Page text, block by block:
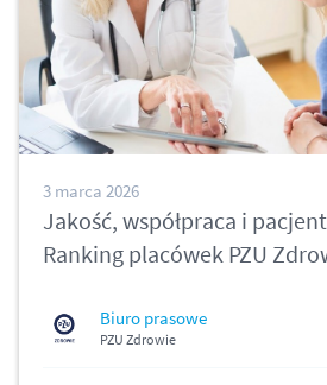
3 marca 2026
Jakość, współpraca i
Ranking placówek PZU
Biuro prasowe
PZU Zdrowie